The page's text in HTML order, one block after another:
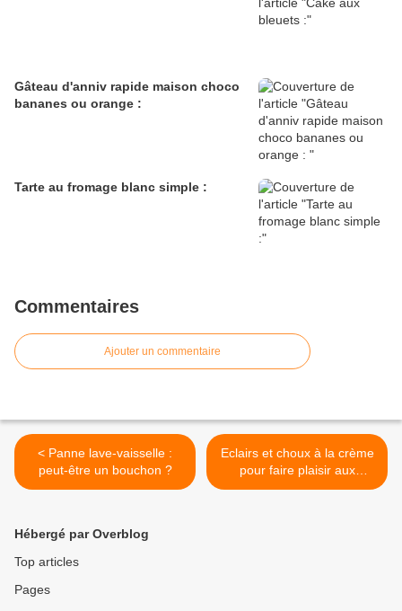
Gâteau d'anniv rapide maison choco
bananes ou orange :
Tarte au fromage blanc simple :
Commentaires
Ajouter un commentaire
< Panne lave-vaisselle :
peut-être un bouchon ?
Eclairs et choux à la crème
pour faire plaisir aux
enfants : >
Hébergé par Overblog
Top articles
Pages